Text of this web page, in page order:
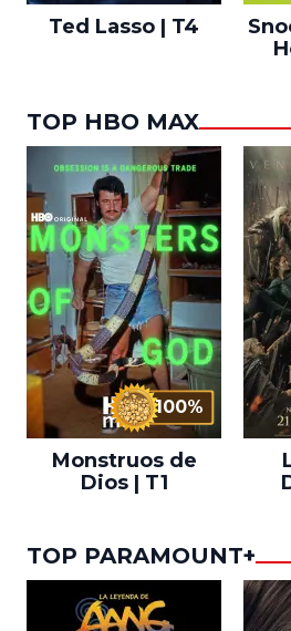
Ted Lasso | T4
TOP HBO MAX
100%
Monstruos de
Dios | T1
TOP PARAMOUNT+